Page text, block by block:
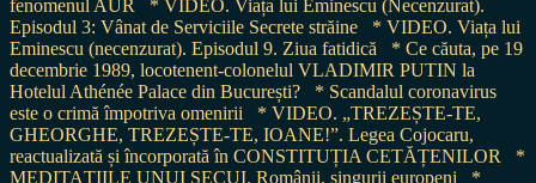
fenomenul AUR
* VIDEO. Viața lui Eminescu (Necenzurat).
Episodul 3: Vânat de Serviciile Secrete străine
* VIDEO. Viața lui
Eminescu (necenzurat). Episodul 9. Ziua fatidică
* Ce căuta, pe 19
decembrie 1989, locotenent-colonelul VLADIMIR PUTIN la
Hotelul Athénée Palace din București?
* Scandalul coronavirus
este o crimă împotriva omenirii
* VIDEO. „TREZEȘTE-TE,
GHEORGHE, TREZEȘTE-TE, IOANE!”. Legea Cojocaru,
reactualizată și încorporată în CONSTITUȚIA CETĂȚENILOR
*
MEDITAȚIILE UNUI SECUI. Românii, singurii europeni
*